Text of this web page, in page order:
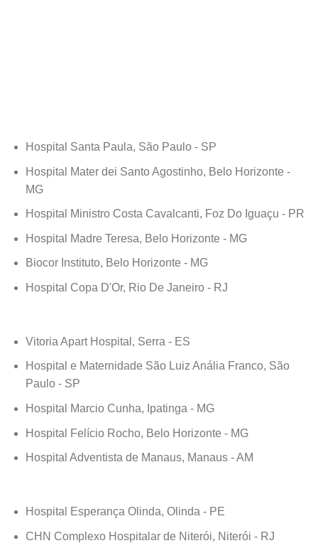
Hospital Santa Paula, São Paulo - SP
Hospital Mater dei Santo Agostinho, Belo Horizonte -
MG
Hospital Ministro Costa Cavalcanti, Foz Do Iguaçu - PR
Hospital Madre Teresa, Belo Horizonte - MG
Biocor Instituto, Belo Horizonte - MG
Hospital Copa D'Or, Rio De Janeiro - RJ
Vitoria Apart Hospital, Serra - ES
Hospital e Maternidade São Luiz Anália Franco, São
Paulo - SP
Hospital Marcio Cunha, Ipatinga - MG
Hospital Felício Rocho, Belo Horizonte - MG
Hospital Adventista de Manaus, Manaus - AM
Hospital Esperança Olinda, Olinda - PE
CHN Complexo Hospitalar de Niterói, Niterói - RJ